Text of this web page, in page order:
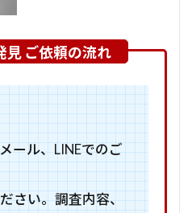
ール、LINEでのご
さい。調査内容、